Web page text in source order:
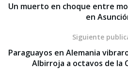
Un muerto en choque entre
en
Siguiente
Paraguayos en Alemania
Albirroja a octavos de la